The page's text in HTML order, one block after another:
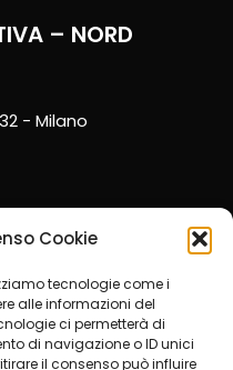
Cookie
tecnologie come i
alle informazioni del
ci permetterà di
di navigazione o ID unici
il consenso può influire
– NORD
- Milano